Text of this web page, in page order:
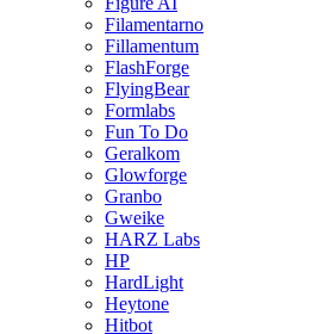
Filamentarno
Fillamentum
FlashForge
FlyingBear
Formlabs
Fun To Do
Geralkom
Glowforge
Granbo
Gweike
HARZ Labs
HP
HardLight
Heytone
Hitbot